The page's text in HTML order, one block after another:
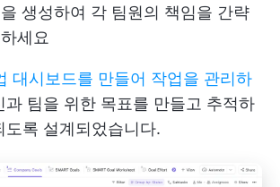
생성하여 각 팀원의 책임을 간략
세요
대시보드를 만들어 작업을 관리하
과 팀을 위한 목표를 만들고 추적하
도록 설계되었습니다.